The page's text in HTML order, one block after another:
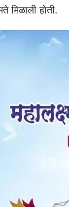
मिळाली होती.